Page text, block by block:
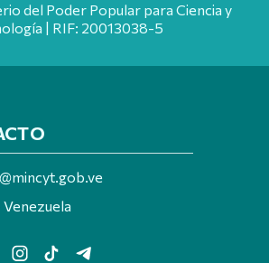
del Poder Popular para Ciencia y
| RIF: 20013038-5
Venezuela